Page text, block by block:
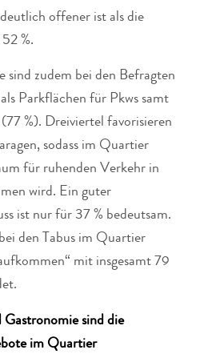
offener ist als die
%.
sind zudem bei den Befragten
Parkflächen für Pkws samt
%). Dreiviertel favorisieren
sodass im Quartier
für ruhenden Verkehr in
wird. Ein guter
ist nur für 37 % bedeutsam.
den Tabus im Quartier
mit insgesamt 79
Gastronomie sind die
im Quartier